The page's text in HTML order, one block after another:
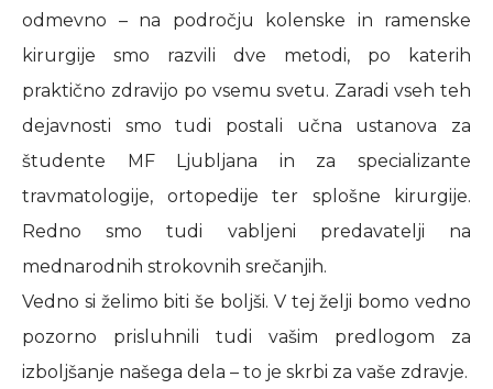
odmevno – na področju kolenske in ramenske
kirurgije smo razvili dve metodi, po katerih
praktično zdravijo po vsemu svetu. Zaradi vseh teh
dejavnosti smo tudi postali učna ustanova za
študente MF Ljubljana in za specializante
travmatologije, ortopedije ter splošne kirurgije.
Redno smo tudi vabljeni predavatelji na
mednarodnih strokovnih srečanjih.
Vedno si želimo biti še boljši. V tej želji bomo vedno
pozorno prisluhnili tudi vašim predlogom za
izboljšanje našega dela – to je skrbi za vaše zdravje.